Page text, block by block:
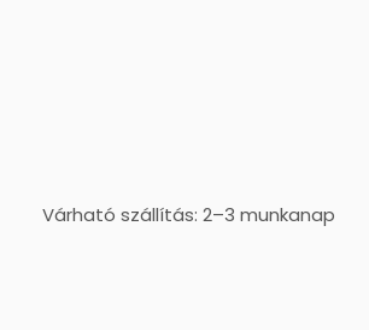
Várható szállítás: 2–3 munkanap